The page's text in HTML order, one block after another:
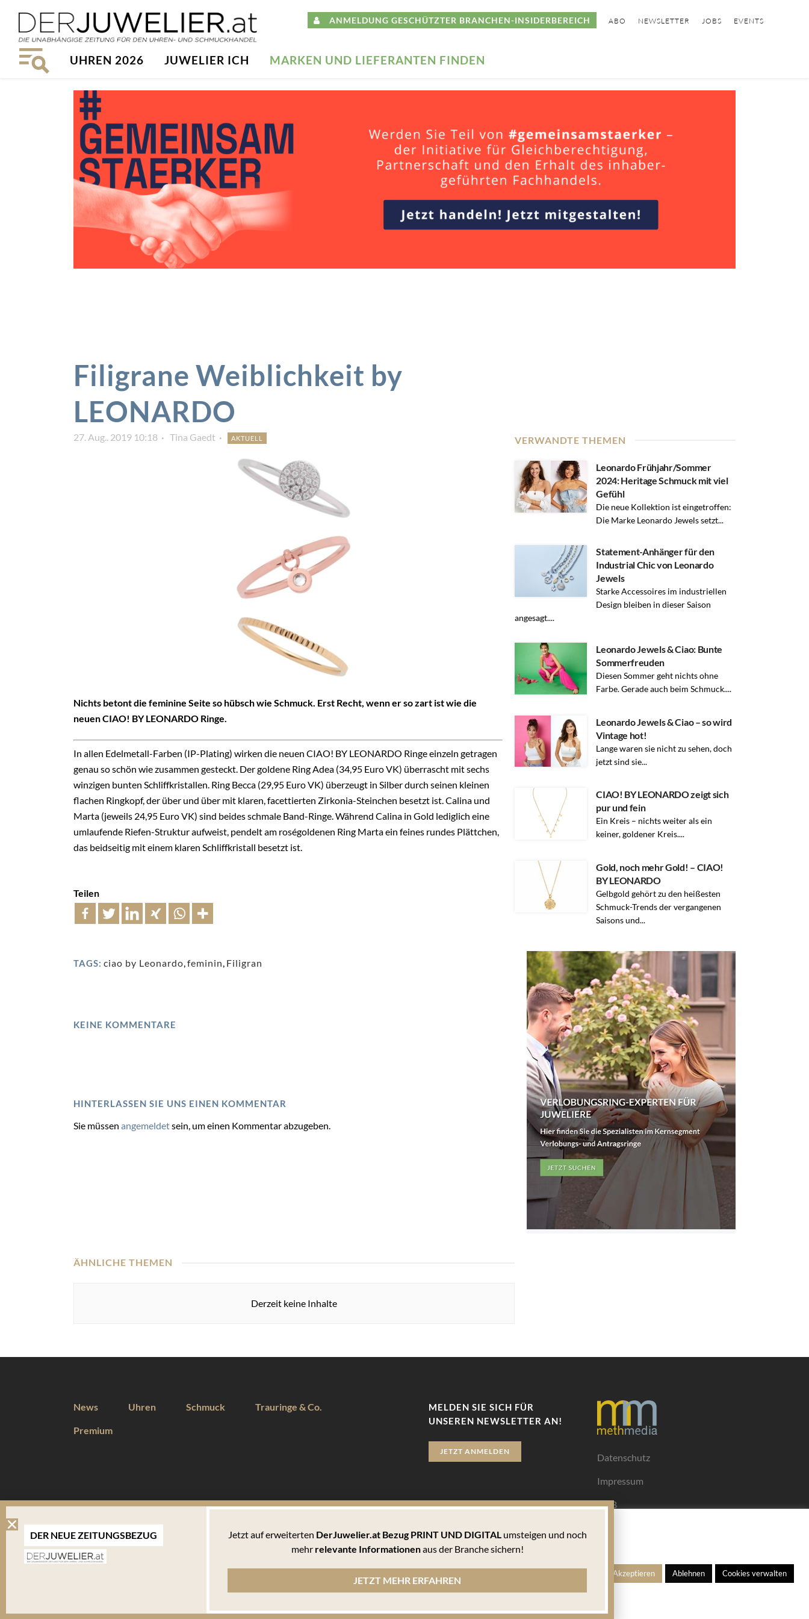
ANMELDUNG GESCHÜTZTER BRANCHEN-INSIDERBEREICH ABO NEWSLETTER JOBS EVENTS
UHREN 2026 JUWELIER ICH MARKEN UND LIEFERANTEN FINDEN
Filigrane Weiblichkeit by
LEONARDO
27. Aug.. 2019 10:18 Tina Gaedt AKTUELL
Nichts betont die feminine Seite so hübsch wie Schmuck. Erst Recht, wenn er so zart ist wie die
neuen CIAO! BY LEONARDO Ringe.
In allen Edelmetall-Farben (IP-Plating) wirken die neuen CIAO! BY LEONARDO Ringe einzeln getragen
genau so schön wie zusammen gesteckt. Der goldene Ring Adea (34,95 Euro VK) überrascht mit sechs
winzigen bunten Schliffkristallen. Ring Becca (29,95 Euro VK) überzeugt in Silber durch seinen kleinen
flachen Ringkopf, der über und über mit klaren, facettierten Zirkonia-Steinchen besetzt ist. Calina und
Marta (jeweils 24,95 Euro VK) sind beides schmale Band-Ringe. Während Calina in Gold lediglich eine
umlaufende Riefen-Struktur aufweist, pendelt am roségoldenen Ring Marta ein feines rundes Plättchen,
das beidseitig mit einem klaren Schliffkristall besetzt ist.
Teilen
TAGS: ciao by Leonardo,feminin, Filigran
KEINE KOMMENTARE
HINTERLASSEN SIE UNS EINEN KOMMENTAR
Sie müssen angemeldetsein, um einen Kommentar abzugeben.
VERWANDTE THEMEN
Leonardo Frühjahr/Sommer
2024: Heritage Schmuck mit viel
Gefühl
Die neue Kollektion ist eingetroffen:
Die Marke Leonardo Jewels setzt...
Statement-Anhänger für den
Industrial Chic von Leonardo
Jewels
Starke Accessoires im industriellen
Design bleiben in dieser Saison
angesagt....
Leonardo Jewels & Ciao: Bunte
Sommerfreuden
Diesen Sommer geht nichts ohne
Farbe. Gerade auch beim Schmuck....
Leonardo Jewels & Ciao – so wird
Vintage hot!
Lange waren sie nicht zu sehen, doch
jetzt sind sie...
CIAO! BY LEONARDO zeigt sich
pur und fein
Ein Kreis – nichts weiter als ein
keiner, goldener Kreis....
Gold, noch mehr Gold! – CIAO!
BY LEONARDO
Gelbgold gehört zu den heißesten
Schmuck-Trends der vergangenen
Saisons und...
ÄHNLICHE THEMEN
Derzeit keine Inhalte
News Uhren Schmuck Trauringe & Co.
Premium
MELDEN SIE SICH FÜR
UNSEREN NEWSLETTER AN!
JETZT ANMELDEN
Datenschutz
Impressum
AGB
© 2010-2026 DERJUWELIER.at
DIESE WEBSEITE VERWENDET COOKIES
Wir verwenden Cookies um Ihnen eine optimale Benutzererfahrung zu bieten. Hierbei handelt es sich um kleine Textdateien, die auf Ihrem
Endgerät abgelegt werden. Um die Website weiterhin zu nutzen, können Sie sämtlichen Cookies zustimmen oder unter den Einstellungen
verwalten welche davon Sie akzeptieren.
Bitte beachten Sie, dass Sie Ihren Browser so einstellen können, dass Sie über das Setzen von Cookies informiert werden und einzeln über deren Annahme entscheiden oder die Annahme von Cookies für
bestimmte Fälle oder generell ausschließen können. Jeder Browser unterscheidet sich in der Art, wie er die Cookie-Einstellungen verwaltet. Diese ist in dem Hilfemenü jedes Browsers beschrieben, welches
Alle Akzeptieren Ablehnen Cookies verwalten
DER NEUE ZEITUNGSBEZUG Jetzt auf erweiterten DerJuwelier.at Bezug PRINT UND DIGITALumsteigen und noch
mehr relevante Informationenaus der Branche sichern!
JETZT MEHR ERFAHREN